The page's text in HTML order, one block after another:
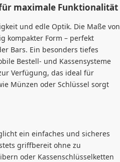
maximale Funktionalität
und edle Optik. Die Maße von
kompakter Form – perfekt
Bars. Ein besonders tiefes
Bestell- und Kassensysteme
Verfügung, das ideal für
Münzen oder Schlüssel sorgt
ein einfaches und sicheres
griffbereit ohne zu
oder Kassenschlüsselketten